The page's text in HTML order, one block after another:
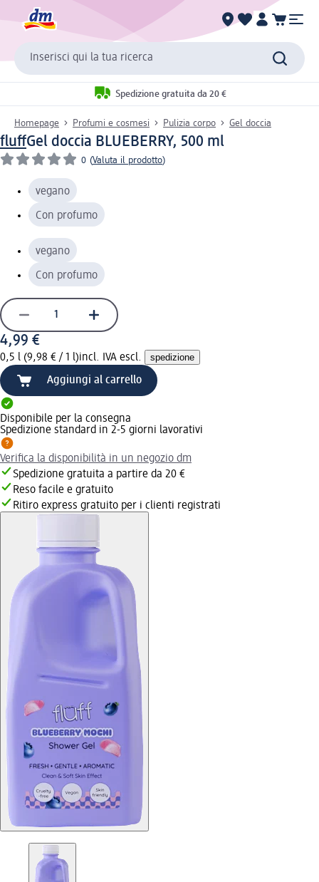
Inserisci qui la tua ricerca
Spedizione gratuita da 20 €
Homepage Profumi e cosmesi Pulizia corpo Gel doccia
fluffGel doccia BLUEBERRY, 500 ml
0 (Valuta il prodotto)
vegano
Con profumo
vegano
Con profumo
4,99 €
0,5 l (9,98 € / 1 l)incl. IVA escl. spedizione
Aggiungi al carrello
Disponibile per la consegna
Spedizione standard in 2-5 giorni lavorativi
Verifica la disponibilità in un negozio dm
Spedizione gratuita a partire da 20 €
Reso facile e gratuito
Ritiro express gratuito per i clienti registrati